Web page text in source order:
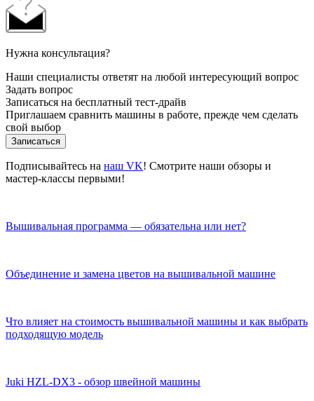
Нужна консультация?
Наши специалисты ответят на любой интересующий вопрос
Задать вопрос
Записаться на бесплатный тест-драйв
Приглашаем сравнить машины в работе, прежде чем сделать
свой выбор
Записаться
Подписывайтесь на наш VK! Смотрите наши обзоры и
мастер-классы первыми!
Вышивальная программа — обязательна или нет?
Объединение и замена цветов на вышивальной машине
Что влияет на стоимость вышивальной машины и как выбрать
подходящую модель
Juki HZL-DX3 - обзор швейной машины